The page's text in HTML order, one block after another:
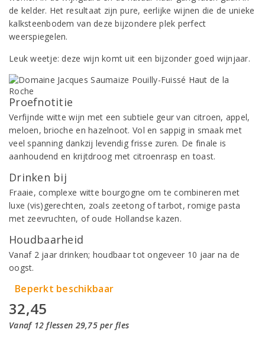
de kelder. Het resultaat zijn pure, eerlijke wijnen die de unieke
kalksteenbodem van deze bijzondere plek perfect
weerspiegelen.
Leuk weetje: deze wijn komt uit een bijzonder goed wijnjaar.
Proefnotitie
Verfijnde witte wijn met een subtiele geur van citroen, appel,
meloen, brioche en hazelnoot. Vol en sappig in smaak met
veel spanning dankzij levendig frisse zuren. De finale is
aanhoudend en krijtdroog met citroenrasp en toast.
Drinken bij
Fraaie, complexe witte bourgogne om te combineren met
luxe (vis)gerechten, zoals zeetong of tarbot, romige pasta
met zeevruchten, of oude Hollandse kazen.
Houdbaarheid
Vanaf 2 jaar drinken; houdbaar tot ongeveer 10 jaar na de
oogst.
Beperkt beschikbaar
32,45
Vanaf 12 flessen 29,75 per fles